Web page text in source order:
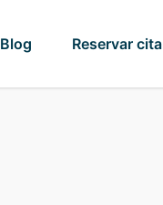
Blog Reservar cita